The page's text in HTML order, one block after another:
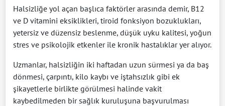
Halsizliğe yol açan başlıca faktörler arasında demir, B12
ve D vitamini eksiklikleri, tiroid fonksiyon bozuklukları,
yetersiz ve düzensiz beslenme, düşük uyku kalitesi, yoğun
stres ve psikolojik etkenler ile kronik hastalıklar yer alıyor.
Uzmanlar, halsizliğin iki haftadan uzun sürmesi ya da baş
dönmesi, çarpıntı, kilo kaybı ve iştahsızlık gibi ek
şikayetlerle birlikte görülmesi halinde vakit
kaybedilmeden bir sağlık kuruluşuna başvurulması